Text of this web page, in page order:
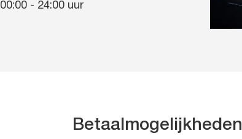
00:00 - 24:00 uur
Betaalmogelijkheden